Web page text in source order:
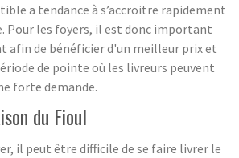
a tendance à s’accroitre rapidement
Pour les foyers, il est donc important
afin de bénéficier d'un meilleur prix et
de pointe où les livreurs peuvent
forte demande.
du Fioul
il peut être difficile de se faire livrer le